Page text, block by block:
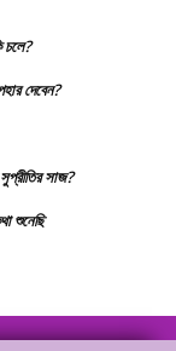
চলে?
দেবেন?
সাজ?
শুনেছি